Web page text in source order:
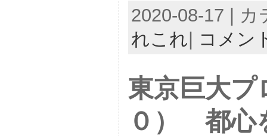
2020-08-17 |
れこれ
コメン
東京巨大プ
０） 都心